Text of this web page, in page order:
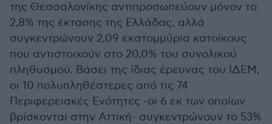
της Θεσσαλονίκης αντιπροσωπεύουν μόνον το
2,8% της έκτασης της Ελλάδας, αλλά
συγκεντρώνουν 2,09 εκατομμύρια κατοίκους
που αντιστοιχούν στο 20,0% του συνολικού
πληθυσμού. Βάσει της ίδιας έρευνας του ΙΔΕΜ,
οι 10 πολυπληθέστερες από τις 74
Περιφερειακές Ενότητες -οι 6 εκ των οποίων
βρίσκονται στην Αττική- συγκεντρώνουν το 53%